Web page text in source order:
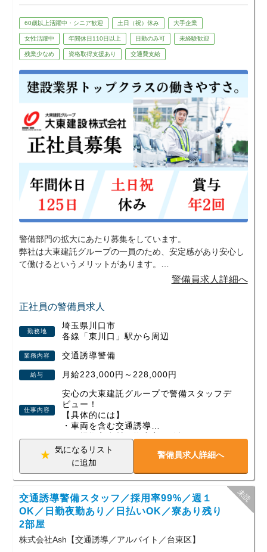
正社員の警備員求人
勤務地
埼玉県川口市
各線「東川口」駅から周辺
業務内容 交通誘導警備
給与 月給223,000円～228,000円
仕事内容
安心の大東建託グループで警備スタッフデ
ビュー！
【具体的には】
・車両を含む交通誘導
・近隣住人への対応 などの工場現場での
警備業務です。
【働きやすい環境】
１）正社員雇用のため天候によって給与が
左右されません。
２）年単位での案件に携わるため現場固定
もしっかり充実！
60歳以上活躍中・シニア歓迎 土日（祝）休み 大手企業
女性活躍中 年間休日110日以上 日勤のみ可 未経験歓迎
残業少なめ 資格取得支援あり 交通費支給
警備部門の拡大にあたり募集をしています。
弊社は大東建託グループの一員のため、安定感があり安心し
て働けるというメリットがあります。
安定した環境で働きたい人や未経験から資格やスキルを身に
少しでも興味を持って頂けたら、是非ご応募ください。
警備員求人詳細へ
気になるリスト
に追加
警備員求人詳細へ
交通誘導警備スタッフ／採用率99%／週１
OK／日勤夜勤あり／日払いOK／寮あり残り
2部屋
株式会社Ash【交通誘導／アルバイト／台東区】